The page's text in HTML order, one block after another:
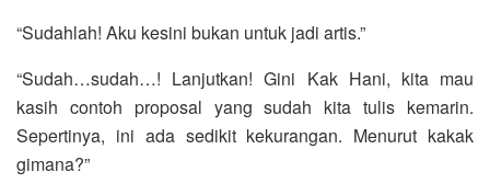
“Sudahlah! Aku kesini bukan untuk jadi artis.”
“Sudah…sudah…! Lanjutkan! Gini Kak Hani, kita mau
kasih contoh proposal yang sudah kita tulis kemarin.
Sepertinya, ini ada sedikit kekurangan. Menurut kakak
gimana?”